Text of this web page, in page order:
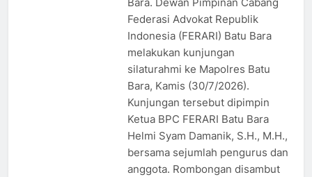
Federasi Advokat Republik
Indonesia (FERARI) Batu Bara
melakukan kunjungan
silaturahmi ke Mapolres Batu
Bara, Kamis (30/7/2026).
Kunjungan tersebut dipimpin
Ketua BPC FERARI Batu Bara
Helmi Syam Damanik, S.H., M.H.,
bersama sejumlah pengurus dan
anggota. Rombongan disambut